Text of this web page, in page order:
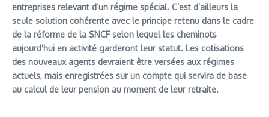
entreprises relevant d’un régime spécial. C’est d’ailleurs la
seule solution cohérente avec le principe retenu dans le cadre
de la réforme de la SNCF selon lequel les cheminots
aujourd’hui en activité garderont leur statut. Les cotisations
des nouveaux agents devraient être versées aux régimes
actuels, mais enregistrées sur un compte qui servira de base
au calcul de leur pension au moment de leur retraite.